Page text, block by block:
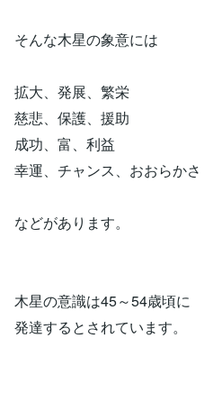
そんな木星の象意には
拡大、発展、繁栄
慈悲、保護、援助
成功、富、利益
幸運、チャンス、おおらかさ
などがあります。
木星の意識は45～54歳頃に
発達するとされています。